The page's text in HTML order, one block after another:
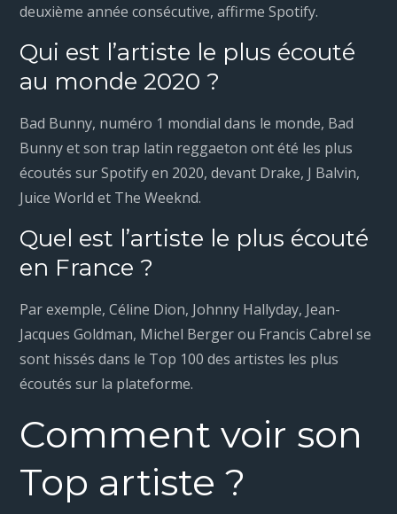
deuxième année consécutive, affirme Spotify.
Qui est l’artiste le plus écouté
au monde 2020 ?
Bad Bunny, numéro 1 mondial dans le monde, Bad
Bunny et son trap latin reggaeton ont été les plus
écoutés sur Spotify en 2020, devant Drake, J Balvin,
Juice World et The Weeknd.
Quel est l’artiste le plus écouté
en France ?
Par exemple, Céline Dion, Johnny Hallyday, Jean-
Jacques Goldman, Michel Berger ou Francis Cabrel se
sont hissés dans le Top 100 des artistes les plus
écoutés sur la plateforme.
Comment voir son
Top artiste ?